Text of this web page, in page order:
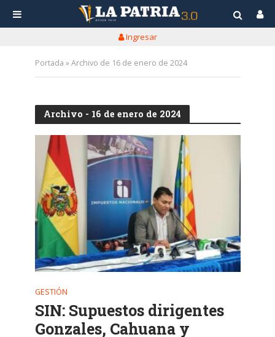
Ingresar
Portada »Archivo de 16 de enero de 2024
Archivo - 16 de enero de 2024
GESTIÓN
SIN: Supuestos dirigentes
Gonzales, Cahuana y